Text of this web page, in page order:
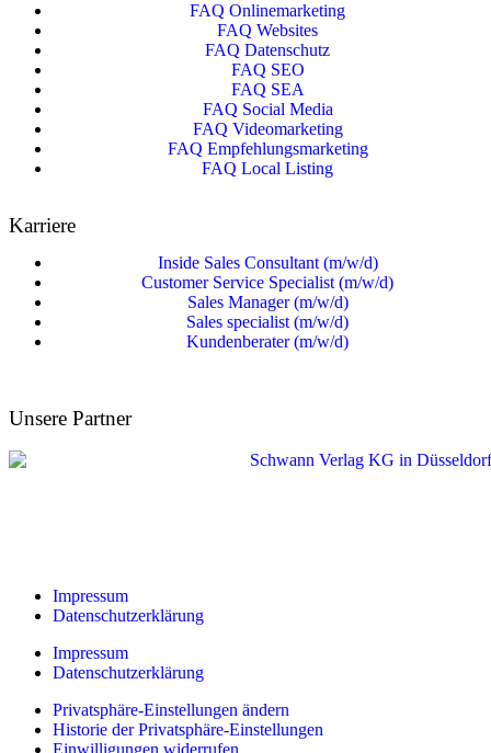
FAQ Onlinemarketing
FAQ Websites
FAQ Datenschutz
FAQ SEO
FAQ SEA
FAQ Social Media
FAQ Videomarketing
FAQ Empfehlungsmarketing
FAQ Local Listing
Karriere
Inside Sales Consultant (m/w/d)
Customer Service Specialist (m/w/d)
Sales Manager (m/w/d)
Sales specialist (m/w/d)
Kundenberater (m/w/d)
Unsere Partner
Impressum
Datenschutzerklärung
Impressum
Datenschutzerklärung
Privatsphäre-Einstellungen ändern
Historie der Privatsphäre-Einstellungen
Einwilligungen widerrufen